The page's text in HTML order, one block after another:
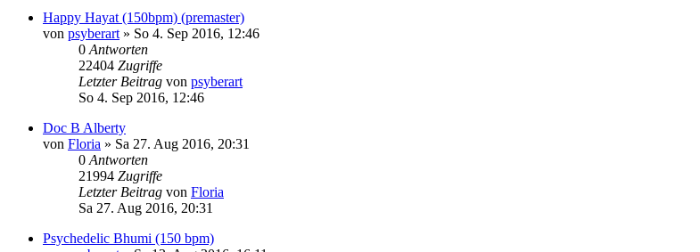
Happy Hayat (150bpm) (premaster)
von psyberart » So 4. Sep 2016, 12:46
0 Antworten
22404 Zugriffe
Letzter Beitrag von psyberart
So 4. Sep 2016, 12:46
Doc B Alberty
von Floria » Sa 27. Aug 2016, 20:31
0 Antworten
21994 Zugriffe
Letzter Beitrag von Floria
Sa 27. Aug 2016, 20:31
Psychedelic Bhumi (150 bpm)